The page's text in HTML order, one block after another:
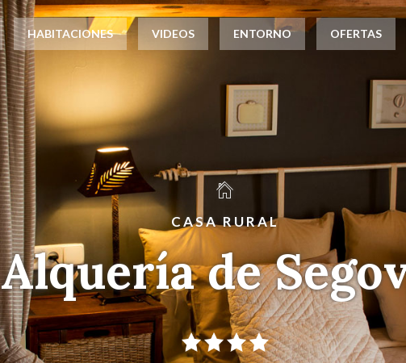
HABITACIONES VIDEOS ENTORNO OFERTAS
Alquería de Sego
CASA RURAL